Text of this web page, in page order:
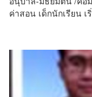
ค่าสอน เด็กนักเรียน